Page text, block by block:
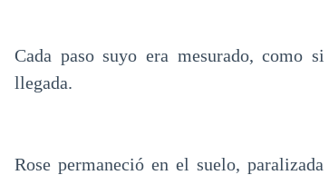
Cada paso suyo era mesurado, como
llegada.
Rose permaneció en el suelo,